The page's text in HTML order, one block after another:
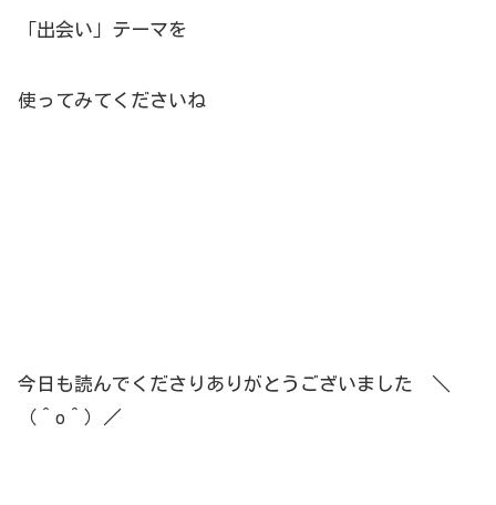
「出会い」テーマを
使ってみてくださいね
今日も読んでくださりありがとうございました ＼
（＾o＾）／